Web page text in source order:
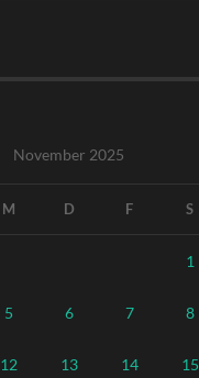
November 2025
M D F S
1
5 6 7 8
12 13 14 15